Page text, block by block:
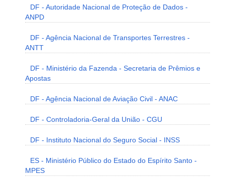
DF - Autoridade Nacional de Proteção de Dados -
ANPD
DF - Agência Nacional de Transportes Terrestres -
ANTT
DF - Ministério da Fazenda - Secretaria de Prêmios e
Apostas
DF - Agência Nacional de Aviação Civil - ANAC
DF - Controladoria-Geral da União - CGU
DF - Instituto Nacional do Seguro Social - INSS
ES - Ministério Público do Estado do Espírito Santo -
MPES